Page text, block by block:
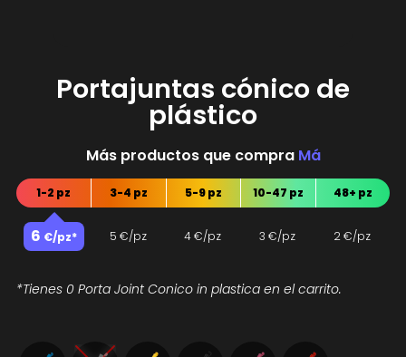
Portajuntas cónico de
plástico
Más productos que compraMás
1-2 pz 3-4 pz 5-9 pz 10-47 pz 48+ pz
6 €/pz* 5 €/pz 4€/pz 3 €/pz 2€/pz
*Tienes 0 Porta Joint Conico in plastica en el carrito.